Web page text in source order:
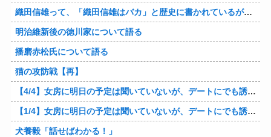
織田信雄って、「織田信雄はバカ」と歴史に書かれているが今まで家が残っているんでバカではないよな？
明治維新後の徳川家について語る
播磨赤松氏について語る
猫の攻防戦【再】
【4/4】女房に明日の予定は聞いていないが、デートにでも誘ってみる。多分断られるはずだ。間男と会うからね。はいはいどうぞ思う存分お楽しみください。そのうち地獄に落してやるわ！
【1/4】女房に明日の予定は聞いていないが、デートにでも誘ってみる。多分断られるはずだ。間男と会うからね。はいはいどうぞ思う存分お楽しみください。そのうち地獄に落してやるわ！
犬養毅「話せばわかる！」